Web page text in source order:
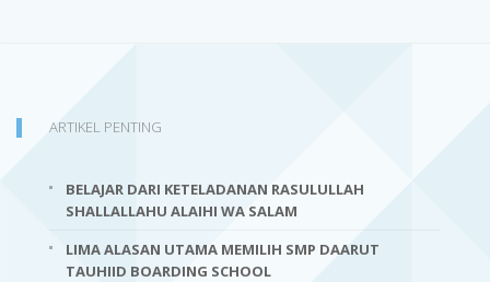
ARTIKEL PENTING
BELAJAR DARI KETELADANAN RASULULLAH
SHALLALLAHU ALAIHI WA SALAM
LIMA ALASAN UTAMA MEMILIH SMP DAARUT
TAUHIID BOARDING SCHOOL